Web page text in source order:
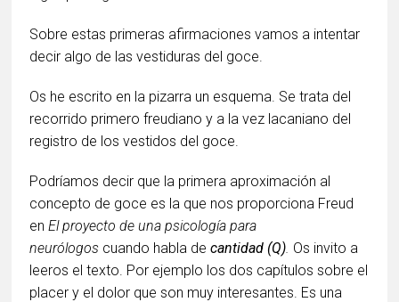
Sobre estas primeras afirmaciones vamos a intentar
decir algo de las vestiduras del goce.
Os he escrito en la pizarra un esquema. Se trata del
recorrido primero freudiano y a la vez lacaniano del
registro de los vestidos del goce.
Podríamos decir que la primera aproximación al
concepto de goce es la que nos proporciona Freud
enEl proyecto de una psicología para
neurólogos cuando habla decantidad (Q). Os invito a
leeros el texto. Por ejemplo los dos capítulos sobre el
placer y el dolor que son muy interesantes. Es una